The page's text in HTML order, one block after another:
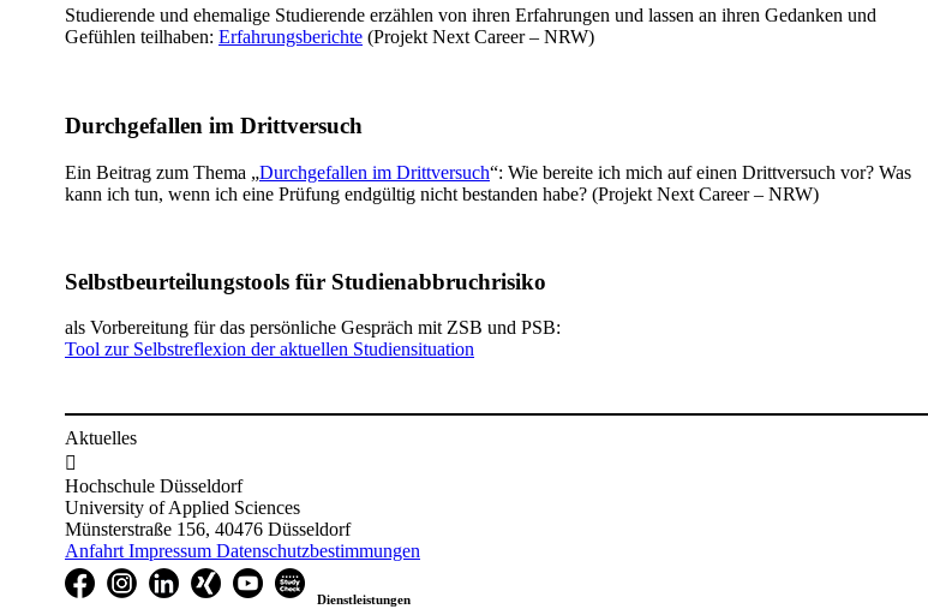
Studierende und ehemalige Studierende erzählen von ihren Erfahrungen und lassen an ihren Gedanken und
Gefühlen teilhaben: Erfahrungsberichte (Projekt Next Career – NRW)
Durchgefallen im Drittversuch
Ein Beitrag zum Thema „Durchgefallen im Drittversuch​“: Wie bereite ich mich auf einen Drittversuch vor? Was
kann ich tun, wenn ich eine Prüfung endgültig nicht bestanden habe? (Projekt Next Career – NRW)
Selbstbeurteilungstools für Studienabbruchrisiko
als Vorbereitung für das persönliche Gespräch mit ZSB und PSB:
Tool zur Selbstreflexion der aktuellen Studiensituation
Aktuelles

Hochschule Düsseldorf
University of Applied Sciences
Münsterstraße 156, 40476 Düsseldorf
Anfahrt Impressum Datenschutzbestimmungen
Dienstleistungen